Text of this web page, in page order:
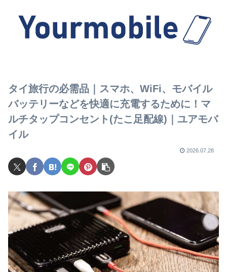
タイ旅行の必需品｜スマホ、WiFi、モバイル
バッテリーなどを快適に充電するために！マ
ルチタップコンセント(たこ足配線)｜ユアモバ
イル
2026.07.28